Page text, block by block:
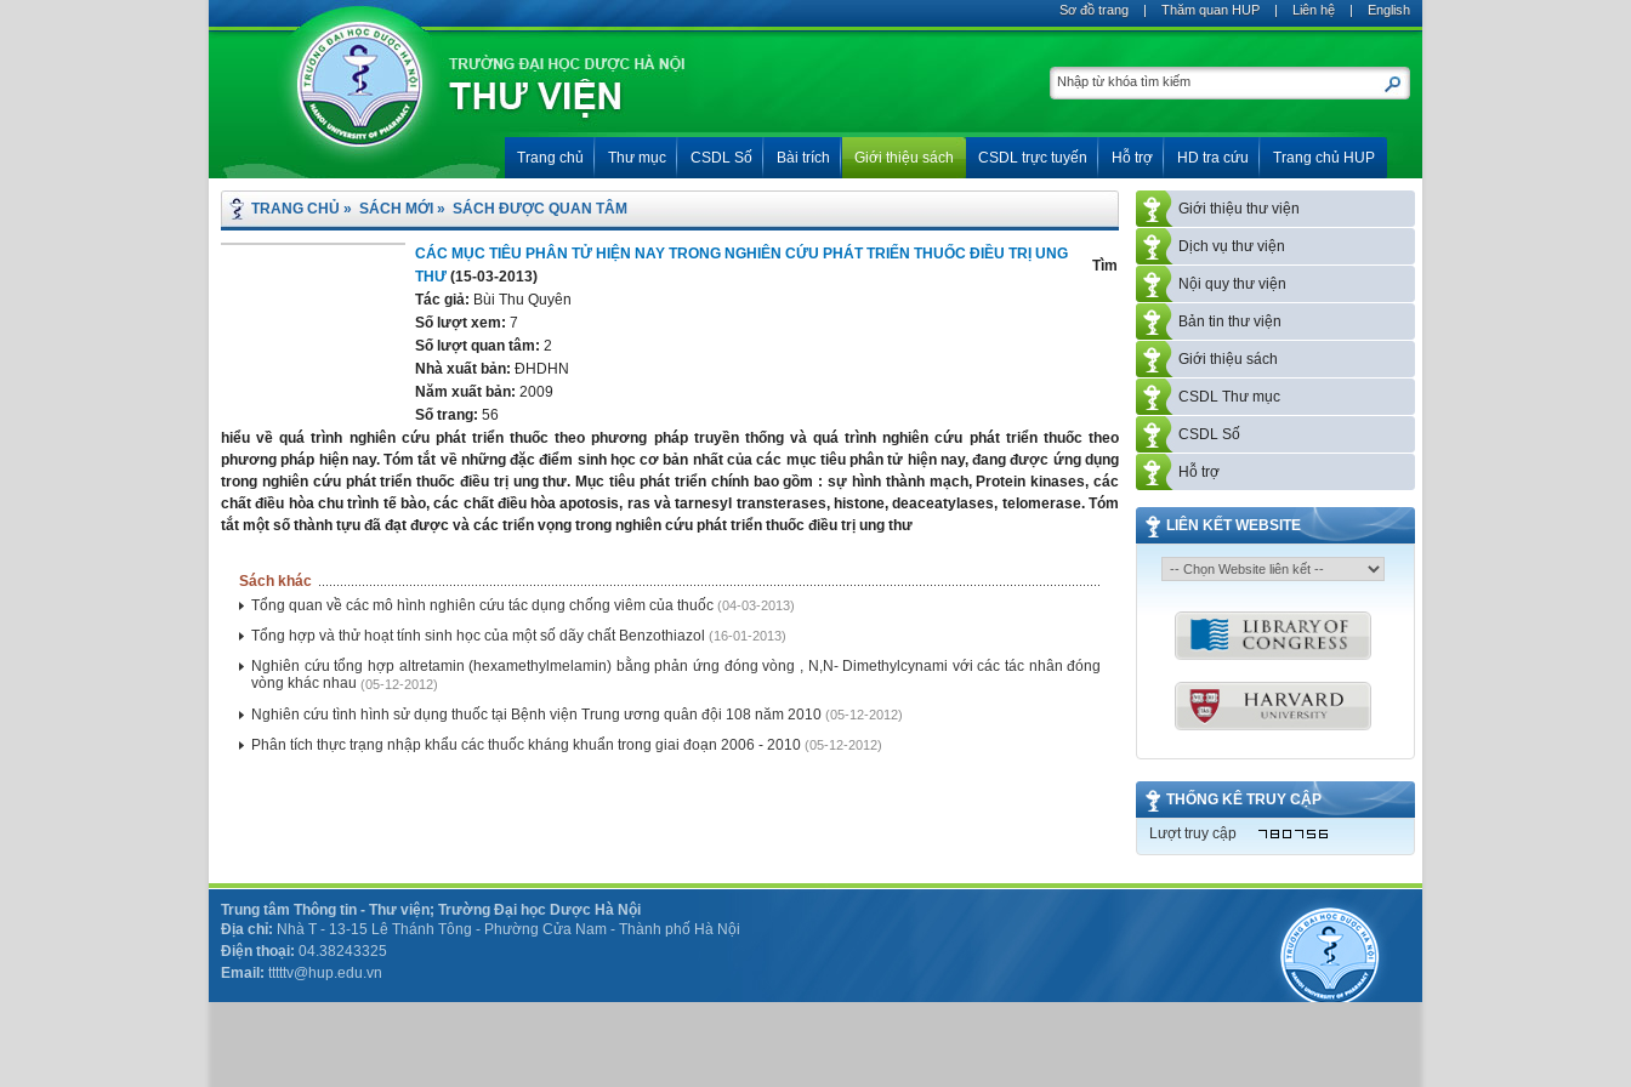
Sơ đồ trang | Thăm quan HUP | Liên hệ | English
Trang chủ Thư mục CSDL Số Bài trích Giới thiệu sách CSDL trực tuyến Hỗ trợ HD tra cứu Trang chủ HUP
Giới thiệu thư viện
Dịch vụ thư viện
Nội quy thư viện
Bản tin thư viện
Giới thiệu sách
CSDL Thư mục
CSDL Số
Hỗ trợ
LIÊN KẾT WEBSITE
THỐNG KÊ TRUY CẬP
Lượt truy cập
TRANG CHỦ » SÁCH MỚI » SÁCH ĐƯỢC QUAN TÂM
CÁC MỤC TIÊU PHÂN TỬ HIỆN NAY TRONG NGHIÊN CỨU PHÁT TRIỂN THUỐC ĐIỀU TRỊ UNG
THƯ (15-03-2013)
Tác giả: Bùi Thu Quyên
Số lượt xem: 7
Số lượt quan tâm: 2
Nhà xuất bản: ĐHDHN
Năm xuất bản: 2009
Số trang: 56
Tìm
hiểu về quá trình nghiên cứu phát triển thuốc theo phương pháp truyền thống và quá trình nghiên cứu phát triển thuốc theo
phương pháp hiện nay. Tóm tắt về những đặc điểm sinh học cơ bản nhất của các mục tiêu phân tử hiện nay, đang được ứng dụng
trong nghiên cứu phát triển thuốc điều trị ung thư. Mục tiêu phát triển chính bao gồm : sự hình thành mạch, Protein kinases, các
chất điều hòa chu trình tế bào, các chất điều hòa apotosis, ras và tarnesyl transterases, histone, deaceatylases, telomerase. Tóm
tắt một số thành tựu đã đạt được và các triển vọng trong nghiên cứu phát triển thuốc điều trị ung thư
Sách khác
Tổng quan về các mô hình nghiên cứu tác dụng chống viêm của thuốc (04-03-2013)
Tổng hợp và thử hoạt tính sinh học của một số dãy chất Benzothiazol (16-01-2013)
Nghiên cứu tổng hợp altretamin (hexamethylmelamin) bằng phản ứng đóng vòng , N,N- Dimethylcynami với các tác nhân đóng
vòng khác nhau (05-12-2012)
Nghiên cứu tình hình sử dụng thuốc tại Bệnh viện Trung ương quân đội 108 năm 2010 (05-12-2012)
Phân tích thực trạng nhập khẩu các thuốc kháng khuẩn trong giai đoạn 2006 - 2010 (05-12-2012)
Trung tâm Thông tin - Thư viện; Trường Đại học Dược Hà Nội
Địa chỉ: Nhà T - 13-15 Lê Thánh Tông - Phường Cửa Nam - Thành phố Hà Nội
Điện thoại: 04.38243325
Email: tttttv@hup.edu.vn